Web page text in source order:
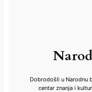
Dobrodošli u Narodnu
centar znanja i